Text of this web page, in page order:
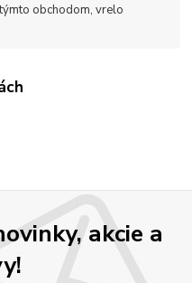
obchodom, vrelo
akcie a